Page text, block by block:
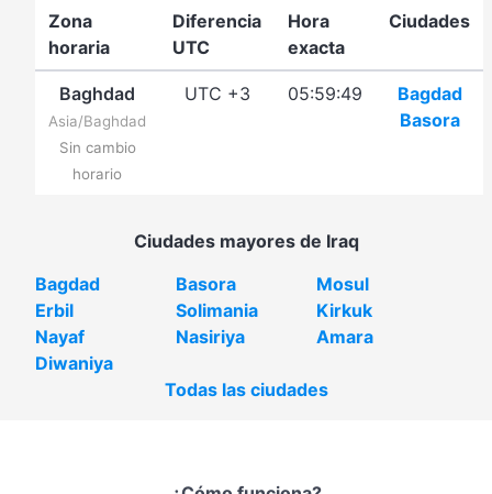
Zona
horaria
Diferencia
UTC
Hora
exacta
Ciudades
Baghdad
Asia/Baghdad
Sin cambio
horario
UTC +3 05:59:49
Bagdad
Basora
Ciudades mayores de Iraq
Bagdad
Basora
Mosul
Erbil
Solimania
Kirkuk
Nayaf
Nasiriya
Amara
Diwaniya
Todas las ciudades